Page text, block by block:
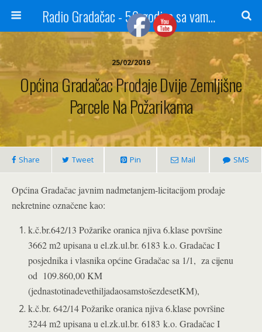
Radio Gradačac - 56 godina sa vama...
25/02/2019
Općina Gradačac Prodaje Dvije Zemljišne
Parcele Na Požarikama
Share Tweet Pin Mail SMS
Općina Gradačac javnim nadmetanjem-licitacijom prodaje
nekretnine označene kao:
k.č.br.642/13 Požarike oranica njiva 6.klase površine
3662 m2 upisana u el.zk.ul.br. 6183k.o. Gradačac I
posjednika i vlasnika općine Gradačac sa 1/1, za cijenu
od 109.860,00 KM
(jednastotinadevethiljadaosamstošezdesetKM),
k.č.br. 642/14 Požarike oranica njiva 6.klase površine
3244 m2 upisana u el.zk.ul.br. 6183k.o. Gradačac I